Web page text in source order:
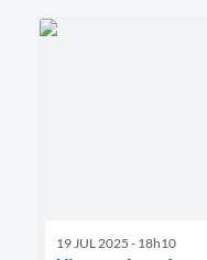
19 JUL 2025 - 18h10